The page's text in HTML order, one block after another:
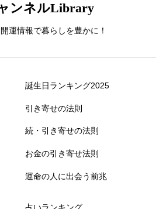
ンネルLibrary
運情報で暮らしを豊かに！
誕生日ランキング2025
引き寄せの法則
続・引き寄せの法則
お金の引き寄せ法則
運命の人に出会う前兆